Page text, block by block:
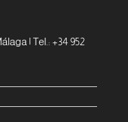
| Tel.: +34 952